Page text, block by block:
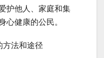
护他人、家庭和集
心健康的公民。
法和途径